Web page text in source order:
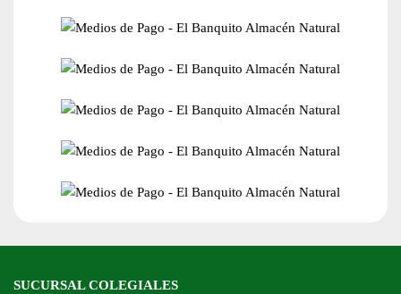
SUCURSAL COLEGIALES